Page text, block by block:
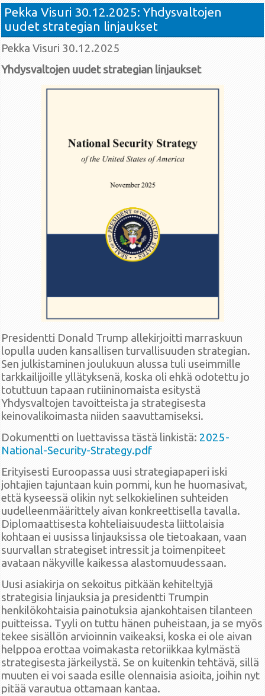
Pekka Visuri 30.12.2025: Yhdysvaltojen
uudet strategian linjaukset
Pekka Visuri 30.12.2025
Yhdysvaltojen uudet strategian linjaukset
Presidentti Donald Trump allekirjoitti marraskuun
lopulla uuden kansallisen turvallisuuden strategian.
Sen julkistaminen joulukuun alussa tuli useimmille
tarkkailijoille yllätyksenä, koska oli ehkä odotettu jo
totuttuun tapaan rutiininomaista esitystä
Yhdysvaltojen tavoitteista ja strategisesta
keinovalikoimasta niiden saavuttamiseksi.
Dokumentti on luettavissa tästä linkistä: 2025-
National-Security-Strategy.pdf
Erityisesti Euroopassa uusi strategiapaperi iski
johtajien tajuntaan kuin pommi, kun he huomasivat,
että kyseessä olikin nyt selkokielinen suhteiden
uudelleenmäärittely aivan konkreettisella tavalla.
Diplomaattisesta kohteliaisuudesta liittolaisia
kohtaan ei uusissa linjauksissa ole tietoakaan, vaan
suurvallan strategiset intressit ja toimenpiteet
avataan näkyville kaikessa alastomuudessaan.
Uusi asiakirja on sekoitus pitkään kehiteltyjä
strategisia linjauksia ja presidentti Trumpin
henkilökohtaisia painotuksia ajankohtaisen tilanteen
puitteissa. Tyyli on tuttu hänen puheistaan, ja se myös
tekee sisällön arvioinnin vaikeaksi, koska ei ole aivan
helppoa erottaa voimakasta retoriikkaa kylmästä
strategisesta järkeilystä. Se on kuitenkin tehtävä, sillä
muuten ei voi saada esille olennaisia asioita, joihin nyt
pitää varautua ottamaan kantaa.